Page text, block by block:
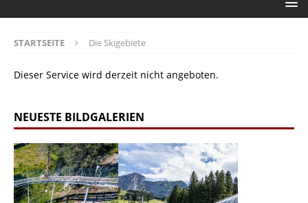
STARTSEITE Die Skigebiete
Dieser Service wird derzeit nicht angeboten.
NEUESTE BILDGALERIEN